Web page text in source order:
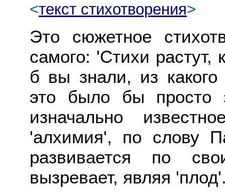
<текст стихотворения>
Это сюжетное
самого: 'Стихи растут,
б вы знали, из
это было бы просто
изначально
'алхимия', по слову
развивается по
вызревает, являя